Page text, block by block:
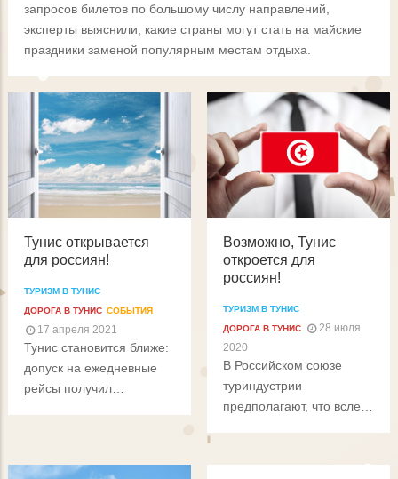
запросов билетов по большому числу направлений,
эксперты выяснили, какие страны могут стать на майские
праздники заменой популярным местам отдыха.
Тунис открывается
для россиян!
ТУРИЗМ В ТУНИС
ДОРОГА В ТУНИС СОБЫТИЯ
17 апреля 2021
Тунис становится ближе:
допуск на ежедневные
рейсы получил
надежда, что уже с 19
Возможно, Тунис
откроется для
россиян!
ТУРИЗМ В ТУНИС
ДОРОГА В ТУНИС
28 июля
2020
В Российском союзе
туриндустрии
предполагают, что вслед
Танзанией для